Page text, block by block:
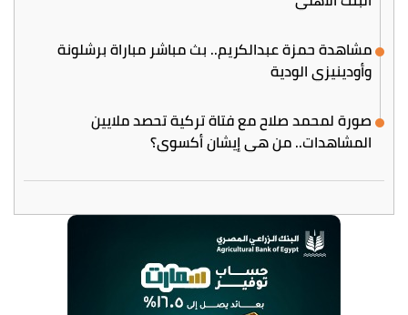
مشاهدة حمزة عبدالكريم.. بث مباشر مباراة برشلونة
وأودينيزي الودية
صورة لمحمد صلاح مع فتاة تركية تحصد ملايين
المشاهدات.. من هي إيشان أكسوي؟